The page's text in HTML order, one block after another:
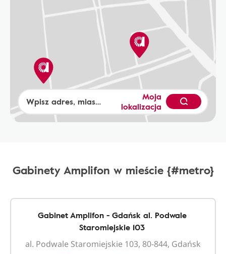
Moja
lokalizacja
Gabinety Amplifon w mieście {#metro}
Gabinet Amplifon - Gdańsk al. Podwale
Staromiejskie 103
al. Podwale Staromiejskie 103, 80-844, Gdańsk